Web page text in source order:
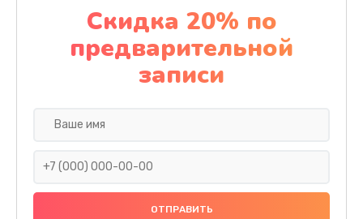
Ремонт электроплаты
1320 руб.
Заказать
Замена датчика
480 руб.
Скидка 20% по
предварительной
записи